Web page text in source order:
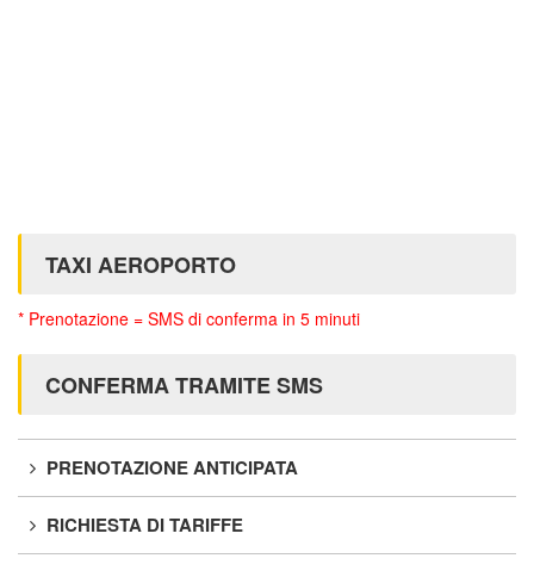
TAXI AEROPORTO
* Prenotazione = SMS di conferma in 5 minuti
CONFERMA TRAMITE SMS
PRENOTAZIONE ANTICIPATA
RICHIESTA DI TARIFFE